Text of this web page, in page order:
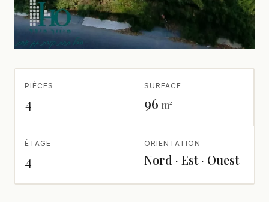
PIÈCES
4
SURFACE
96 m²
ÉTAGE
4
ORIENTATION
Nord · Est · Ouest